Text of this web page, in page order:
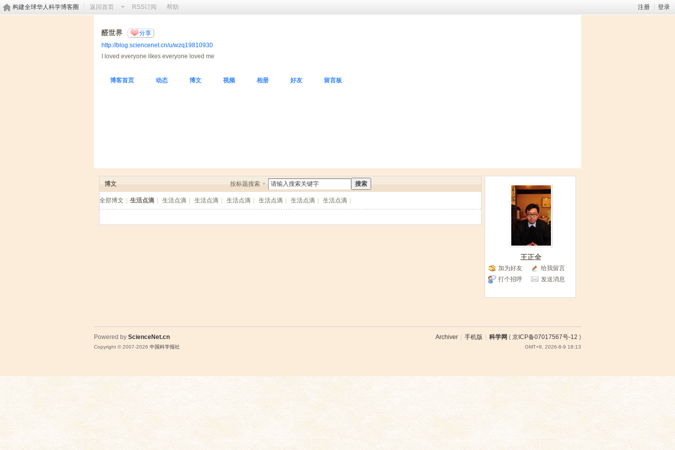
注册 登录
构建全球华人科学博客圈 返回首页 RSS订阅 帮助
醛世界 分享
http://blog.sciencenet.cn/u/wzq19810930
I loved everyone likes everyone loved me
博客首页 动态 博文 视频 相册 好友 留言板
博文 按标题搜索 搜索
全部博文 生活点滴 生活点滴 生活点滴 生活点滴 生活点滴 生活点滴 生活点滴
王正全
加为好友
给我留言
打个招呼
发送消息
Archiver 手机版 科学网 ( 京ICP备07017567号-12 )
GMT+8, 2026-8-9 18:13
Powered by ScienceNet.cn
Copyright © 2007-2026 中国科学报社